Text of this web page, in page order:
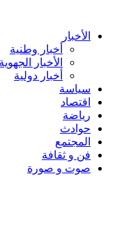
content الأخبار
أخبار وطنية
الأخبار الجهوية
أخبار دولية
سياسة
اقتصاد
رياضة
حوادث
المجتمع
فن و ثقافة
صوت و صورة